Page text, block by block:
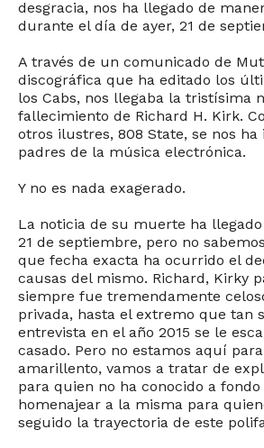
desgracia, nos ha llegado de
durante el día de ayer, 21 de
A través de un comunicado de
discográfica que ha editado los
los Cabs, nos llegaba la tristísima
fallecimiento de Richard H. Kirk.
otros ilustres, 808 State, se nos ha
padres de la música electrónica.
Y no es nada exagerado.
La noticia de su muerte ha
21 de septiembre, pero no
que fecha exacta ha ocurrido el
causas del mismo. Richard, Kirky
siempre fue tremendamente
privada, hasta el extremo que tan
entrevista en el año 2015 se le
casado. Pero no estamos aquí
amarillento, vamos a tratar de
para quien no ha conocido a
homenajear a la misma para
seguido la trayectoria de este